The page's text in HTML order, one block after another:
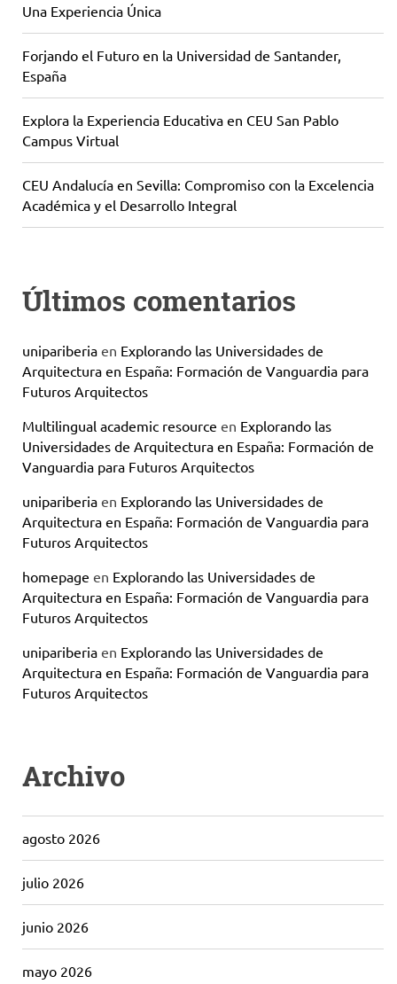
Una Experiencia Única
Forjando el Futuro en la Universidad de Santander,
España
Explora la Experiencia Educativa en CEU San Pablo
Campus Virtual
CEU Andalucía en Sevilla: Compromiso con la Excelencia
Académica y el Desarrollo Integral
Últimos comentarios
unipariberia en Explorando las Universidades de
Arquitectura en España: Formación de Vanguardia para
Futuros Arquitectos
Multilingual academic resource en Explorando las
Universidades de Arquitectura en España: Formación de
Vanguardia para Futuros Arquitectos
unipariberia en Explorando las Universidades de
Arquitectura en España: Formación de Vanguardia para
Futuros Arquitectos
homepage en Explorando las Universidades de
Arquitectura en España: Formación de Vanguardia para
Futuros Arquitectos
unipariberia en Explorando las Universidades de
Arquitectura en España: Formación de Vanguardia para
Futuros Arquitectos
Archivo
agosto 2026
julio 2026
junio 2026
mayo 2026